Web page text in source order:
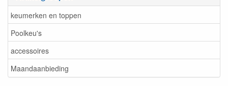
keumerken en toppen
Poolkeu's
accessoires
Maandaanbieding